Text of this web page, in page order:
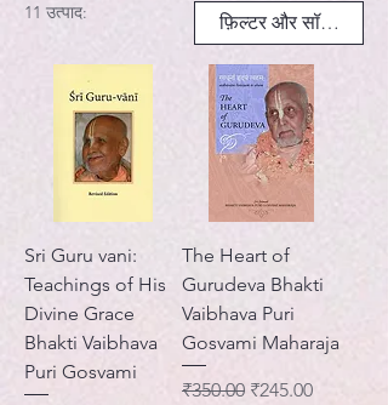
11 उत्पाद: फ़िल्टर और सॉर्ट करें
Sri Guru vani:
Teachings of His
Divine Grace
Bhakti Vaibhava
Puri Gosvami
The Heart of
Gurudeva Bhakti
Vaibhava Puri
Gosvami Maharaja
नियमित मूल्य
₹350.00 बिक्री मूल्य
₹245.00